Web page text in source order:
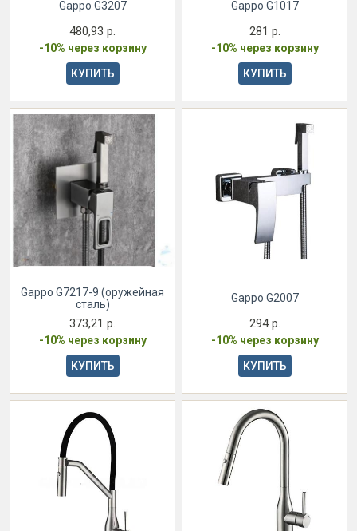
Gappo G3207
480,93 р.
-10% через корзину
КУПИТЬ
Gappo G1017
281 р.
-10% через корзину
КУПИТЬ
Gappo G7217-9 (оружейная
сталь)
373,21 р.
-10% через корзину
КУПИТЬ
Gappo G2007
294 р.
-10% через корзину
КУПИТЬ